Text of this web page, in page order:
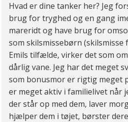
Hvad er dine tanker her? Jeg
brug for tryghed og en gang
mareridt og have brug for
som skilsmissebørn (skilsmisse
Emils tilfælde, virker det som
dårlig vane. Jeg har det meget
som bonusmor er rigtig meget
er meget aktiv i familielivet når
der står op med dem, laver
hjælper dem i tøjet, børster